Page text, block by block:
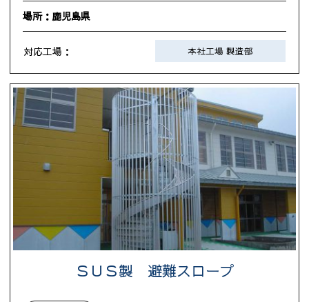
場所：鹿児島県
対応工場： 本社工場 製造部
ＳＵＳ製 避難スロープ